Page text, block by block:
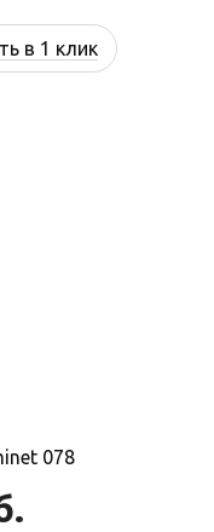
в 1 клик
078